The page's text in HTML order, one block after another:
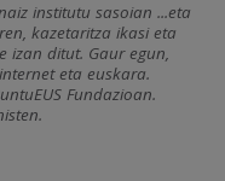
institutu sasoian ...eta
kazetaritza ikasi eta
izan ditut. Gaur egun,
eta euskara.
Fundazioan.